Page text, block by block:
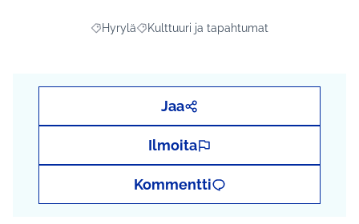
Rajaa tulokset aihepiirin mukaan: Hyrylä
Hyrylä Rajaa tulokset teeman mukaan: Kulttuuri
Kulttuuri ja tapahtumat
Jaa
Ilmoita
Kommentti